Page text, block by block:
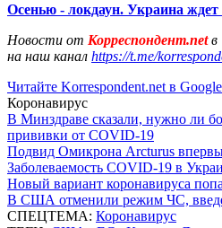
Осенью - локдаун. Украина
Новости от Корреспондент.netв
на наш канал https://t.me/
Читайте Korrespondent.net в
Коронавирус
В Минздраве сказали, нужно ли
прививки от COVID-19
Подвид Омикрона Arcturus
Заболеваемость COVID-19 в
Новый вариант коронавируса
В США отменили режим ЧС,
СПЕЦТЕМА: Коронавирус